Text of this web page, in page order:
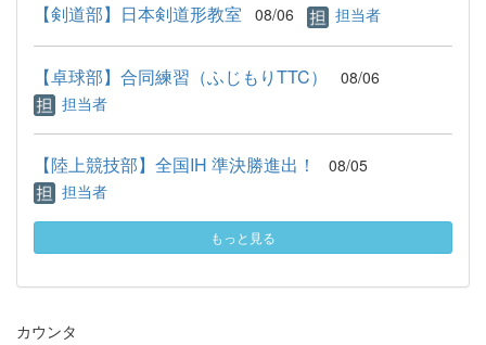
【剣道部】日本剣道形教室 08/06 担当者
【卓球部】合同練習（ふじもりTTC）
08/06
担当者
【陸上競技部】全国IH 準決勝進出！
08/05
担当者
もっと見る
カウンタ